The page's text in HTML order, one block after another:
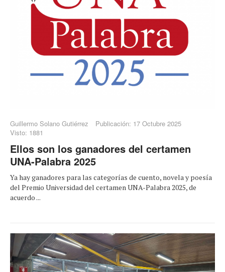
Guillermo Solano Gutiérrez
Publicación: 17 Octubre 2025
Visto: 1881
Ellos son los ganadores del certamen
UNA-Palabra 2025
Ya hay ganadores para las categorías de cuento, novela y poesía
del Premio Universidad del certamen UNA-Palabra 2025, de
acuerdo ...